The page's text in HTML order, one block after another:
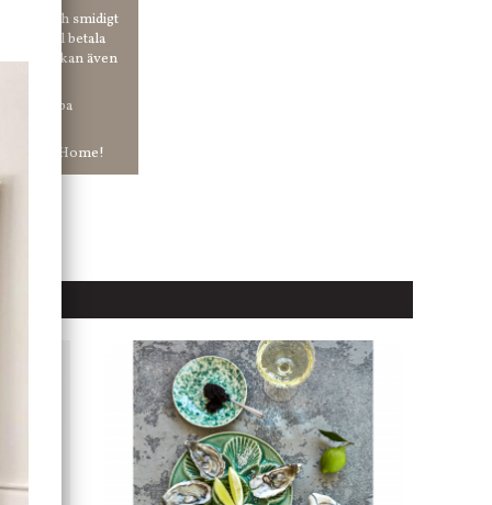
och smidigt
hur du vill betala
Och du kan även
ha snabba
hos Jb Home!